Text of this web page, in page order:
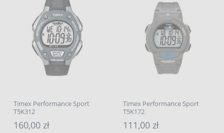
Timex Performance Sport
T5K312
160,00 zł
Timex Performance Sport
T5K172
111,00 zł